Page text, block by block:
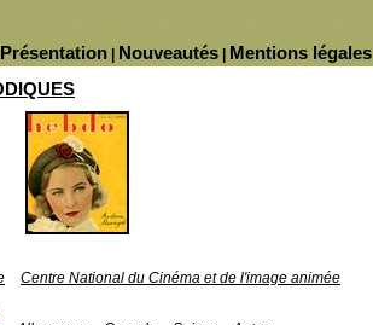
Mentions légales
Nouveautés
Présentation
Centre National du Cinéma et de l'image animée